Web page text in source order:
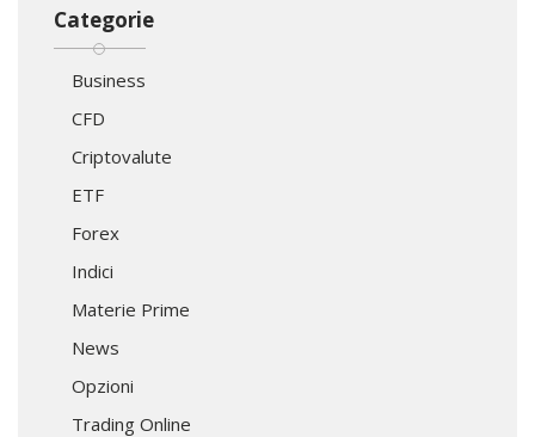
Categorie
Business
CFD
Criptovalute
ETF
Forex
Indici
Materie Prime
News
Opzioni
Trading Online